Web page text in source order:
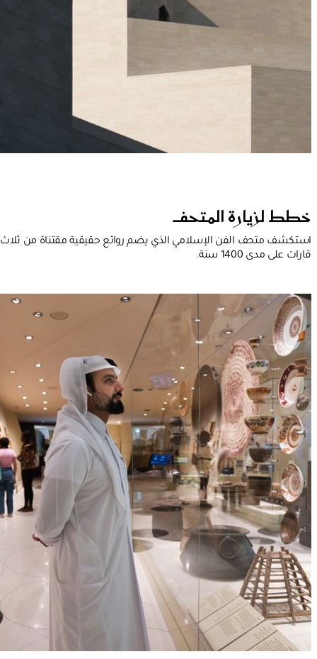
خطط لزيارة المتحف
استكشف متحف الفن الإسلامي الذي يضم روائع حقيقية مقتناة من ثلاث
قارات على مدى 1400 سنة.